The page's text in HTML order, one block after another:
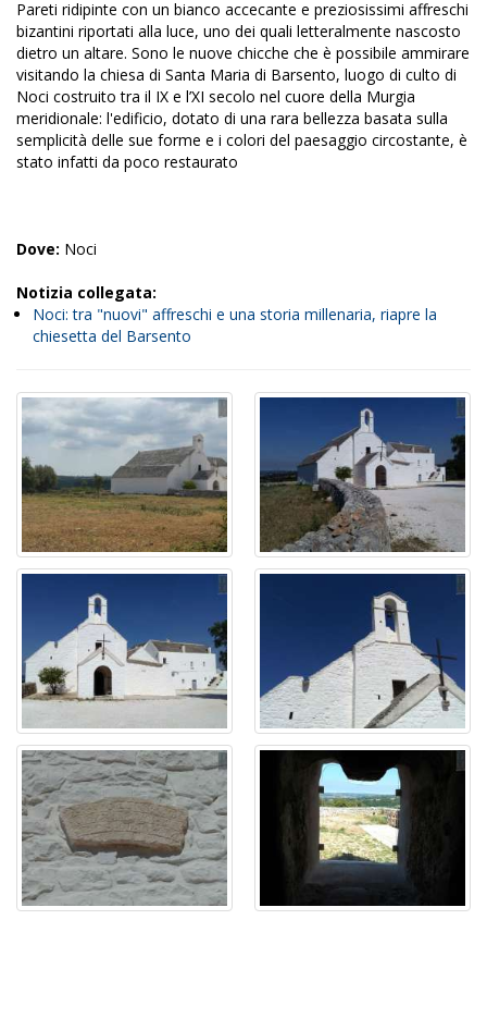
Pareti ridipinte con un bianco accecante e preziosissimi affreschi
bizantini riportati alla luce, uno dei quali letteralmente nascosto
dietro un altare. Sono le nuove chicche che è possibile ammirare
visitando la chiesa di Santa Maria di Barsento, luogo di culto di
Noci costruito tra il IX e l’XI secolo nel cuore della Murgia
meridionale: l'edificio, dotato di una rara bellezza basata sulla
semplicità delle sue forme e i colori del paesaggio circostante, è
stato infatti da poco restaurato
Dove: Noci
Notizia collegata:
Noci: tra "nuovi" affreschi e una storia millenaria, riapre la
chiesetta del Barsento